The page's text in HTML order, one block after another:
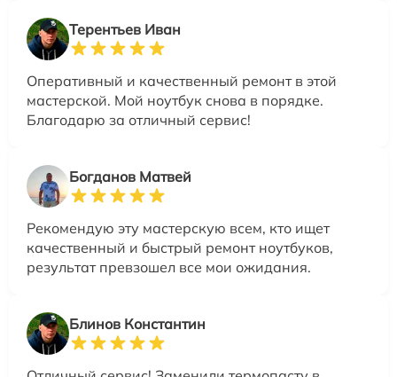
Терентьев Иван
Оперативный и качественный ремонт в этой
мастерской. Мой ноутбук снова в порядке.
Благодарю за отличный сервис!
Богданов Матвей
Рекомендую эту мастерскую всем, кто ищет
качественный и быстрый ремонт ноутбуков,
результат превзошел все мои ожидания.
Блинов Константин